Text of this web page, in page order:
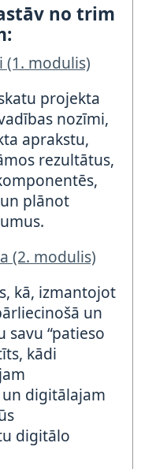
no trim
(1. modulis)
projekta
nozīmi,
aprakstu,
rezultātus,
plānot
(2. modulis)
kā, izmantojot
un
savu “patieso
kādi
digitālajam
digitālo